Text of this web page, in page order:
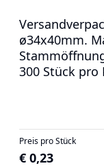
ø34x40mm.
300 Stück pro
Preis pro Stück
€ 0,23